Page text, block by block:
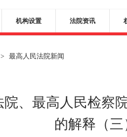
机构设置 法院资讯
> 最高人民法院新闻
、最高人民检察
的解释（